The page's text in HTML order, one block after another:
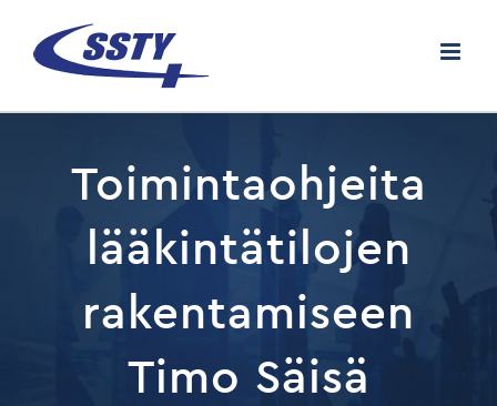
content
Toimintaohjeita
lääkintätilojen
rakentamiseen
Timo Säisä